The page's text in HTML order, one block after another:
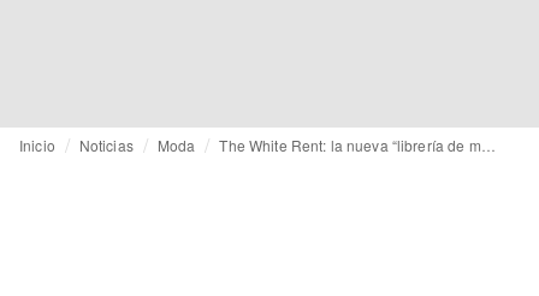
Inicio Noticias Moda